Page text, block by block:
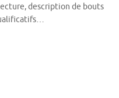
description de bouts